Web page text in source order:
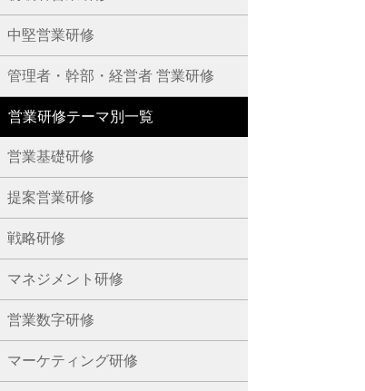
中堅営業研修
管理者・幹部・経営者 営業研修
営業研修テーマ別一覧
営業基礎研修
提案営業研修
戦略研修
マネジメント研修
営業数字研修
マーケティング研修